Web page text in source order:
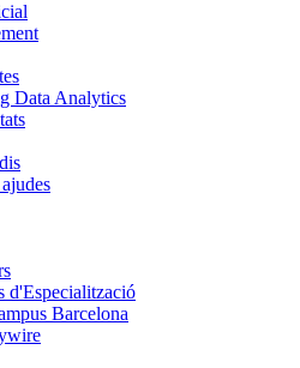
Data Analytics
d'Especialització
Barcelona